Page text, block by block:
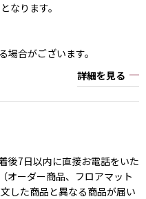
なります。
合がございます。
詳細を見る
後7日以内に直接お電話をいた
オーダー商品、フロアマット
した商品と異なる商品が届い